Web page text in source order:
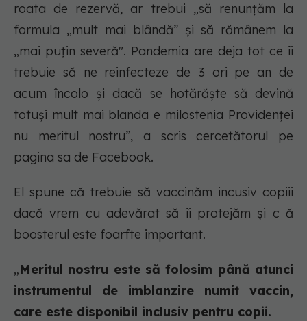
roata de rezervă, ar trebui „să renunțăm la
formula „mult mai blândă” și să rămânem la
„mai puțin severă". Pandemia are deja tot ce îi
trebuie să ne reinfecteze de 3 ori pe an de
acum încolo și dacă se hotărăște să devină
totuși mult mai blanda e milostenia Providenței
nu meritul nostru”, a scris cercetătorul pe
pagina sa de Facebook.
El spune că trebuie să vaccinăm incusiv copiii
dacă vrem cu adevărat să îi protejăm și c ă
boosterul este foarfte important.
„Meritul nostru este să folosim până atunci
instrumentul de imblanzire numit vaccin,
care este disponibil inclusiv pentru copii.